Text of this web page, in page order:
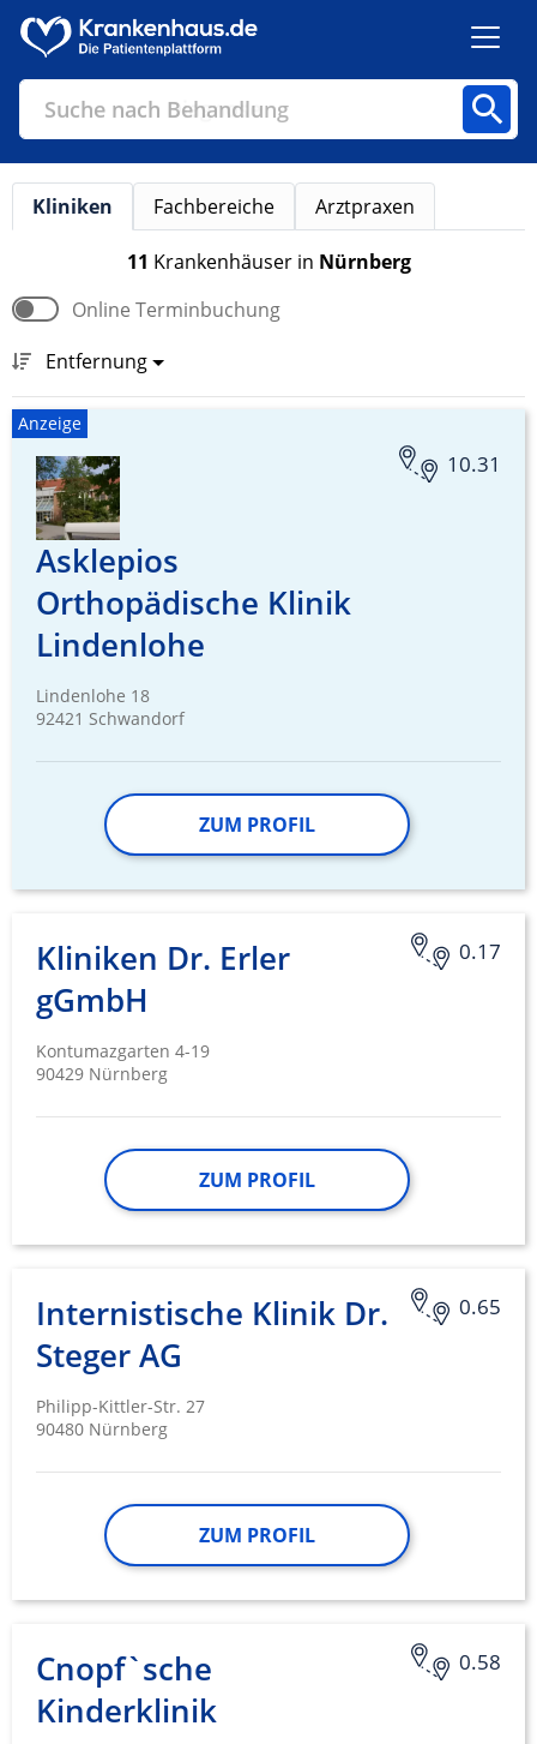
Suche nach Diagnose
Kliniken Fachbereiche Arztpraxen
11 Krankenhäuser in Nürnberg
Online Terminbuchung
Entfernung
Anzeige
10.31
Asklepios
Orthopädische Klinik
Lindenlohe
Lindenlohe 18
92421 Schwandorf
ZUM PROFIL
0.17
Kliniken Dr. Erler
gGmbH
Kontumazgarten 4-19
90429 Nürnberg
ZUM PROFIL
0.65
Internistische Klinik Dr.
Steger AG
Philipp-Kittler-Str. 27
90480 Nürnberg
ZUM PROFIL
0.58
Cnopf`sche
Kinderklinik